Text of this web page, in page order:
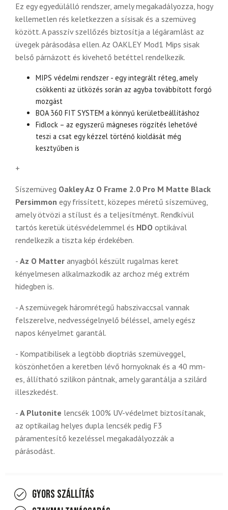
Ez egy egyedülálló rendszer, amely megakadályozza, hogy
kellemetlen rés keletkezzen a sísisak és a szemüveg
között. A passzív szellőzés biztosítja a légáramlást az
üvegek párásodása ellen. Az OAKLEY Mod1 Mips sisak
belső párnázott és kivehető betéttel rendelkezik.
MIPS védelmi rendszer - egy integrált réteg, amely
csökkenti az ütközés során az agyba továbbított forgó
mozgást
BOA 360 FIT SYSTEM a könnyű kerületbeállításhoz
Fidlock – az egyszerű mágneses rögzítés lehetővé
teszi a csat egy kézzel történő kioldását még
kesztyűben is
+
Síszemüveg Oakley Az O Frame 2.0 Pro M Matte Black
Persimmon egy frissített, közepes méretű síszemüveg,
amely ötvözi a stílust és a teljesítményt. Rendkívül
tartós keretük ütésvédelemmel és HDO optikával
rendelkezik a tiszta kép érdekében.
- Az O Matter anyagból készült rugalmas keret
kényelmesen alkalmazkodik az archoz még extrém
hidegben is.
- A szemüvegek háromrétegű habszivaccsal vannak
felszerelve, nedvességelnyelő béléssel, amely egész
napos kényelmet garantál.
- Kompatibilisek a legtöbb dioptriás szemüveggel,
köszönhetően a keretben lévő hornyoknak és a 40 mm-
es, állítható szilikon pántnak, amely garantálja a szilárd
illeszkedést.
- A Plutonite lencsék 100% UV-védelmet biztosítanak,
az optikailag helyes dupla lencsék pedig F3
páramentesítő kezeléssel megakadályozzák a
párásodást.
Gyors szállítás